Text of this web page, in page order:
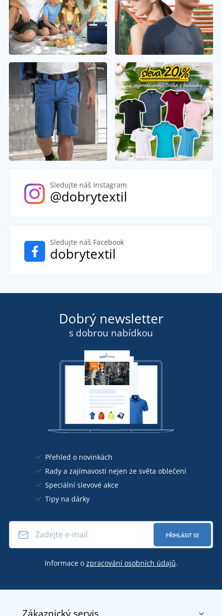
Sledujte náš Instagram
@dobrytextil
Sledujte náš Facebook
dobrytextil
Dobrý newsletter
s dobrou nabídkou
Přehled o novinkách
Rady a zajímavosti nejen ze světa oblečení
Speciální slevové akce
Tipy na dárky
PŘIHLÁSIT SE
Informace o zpracování osobních údajů.
Zákaznický servis